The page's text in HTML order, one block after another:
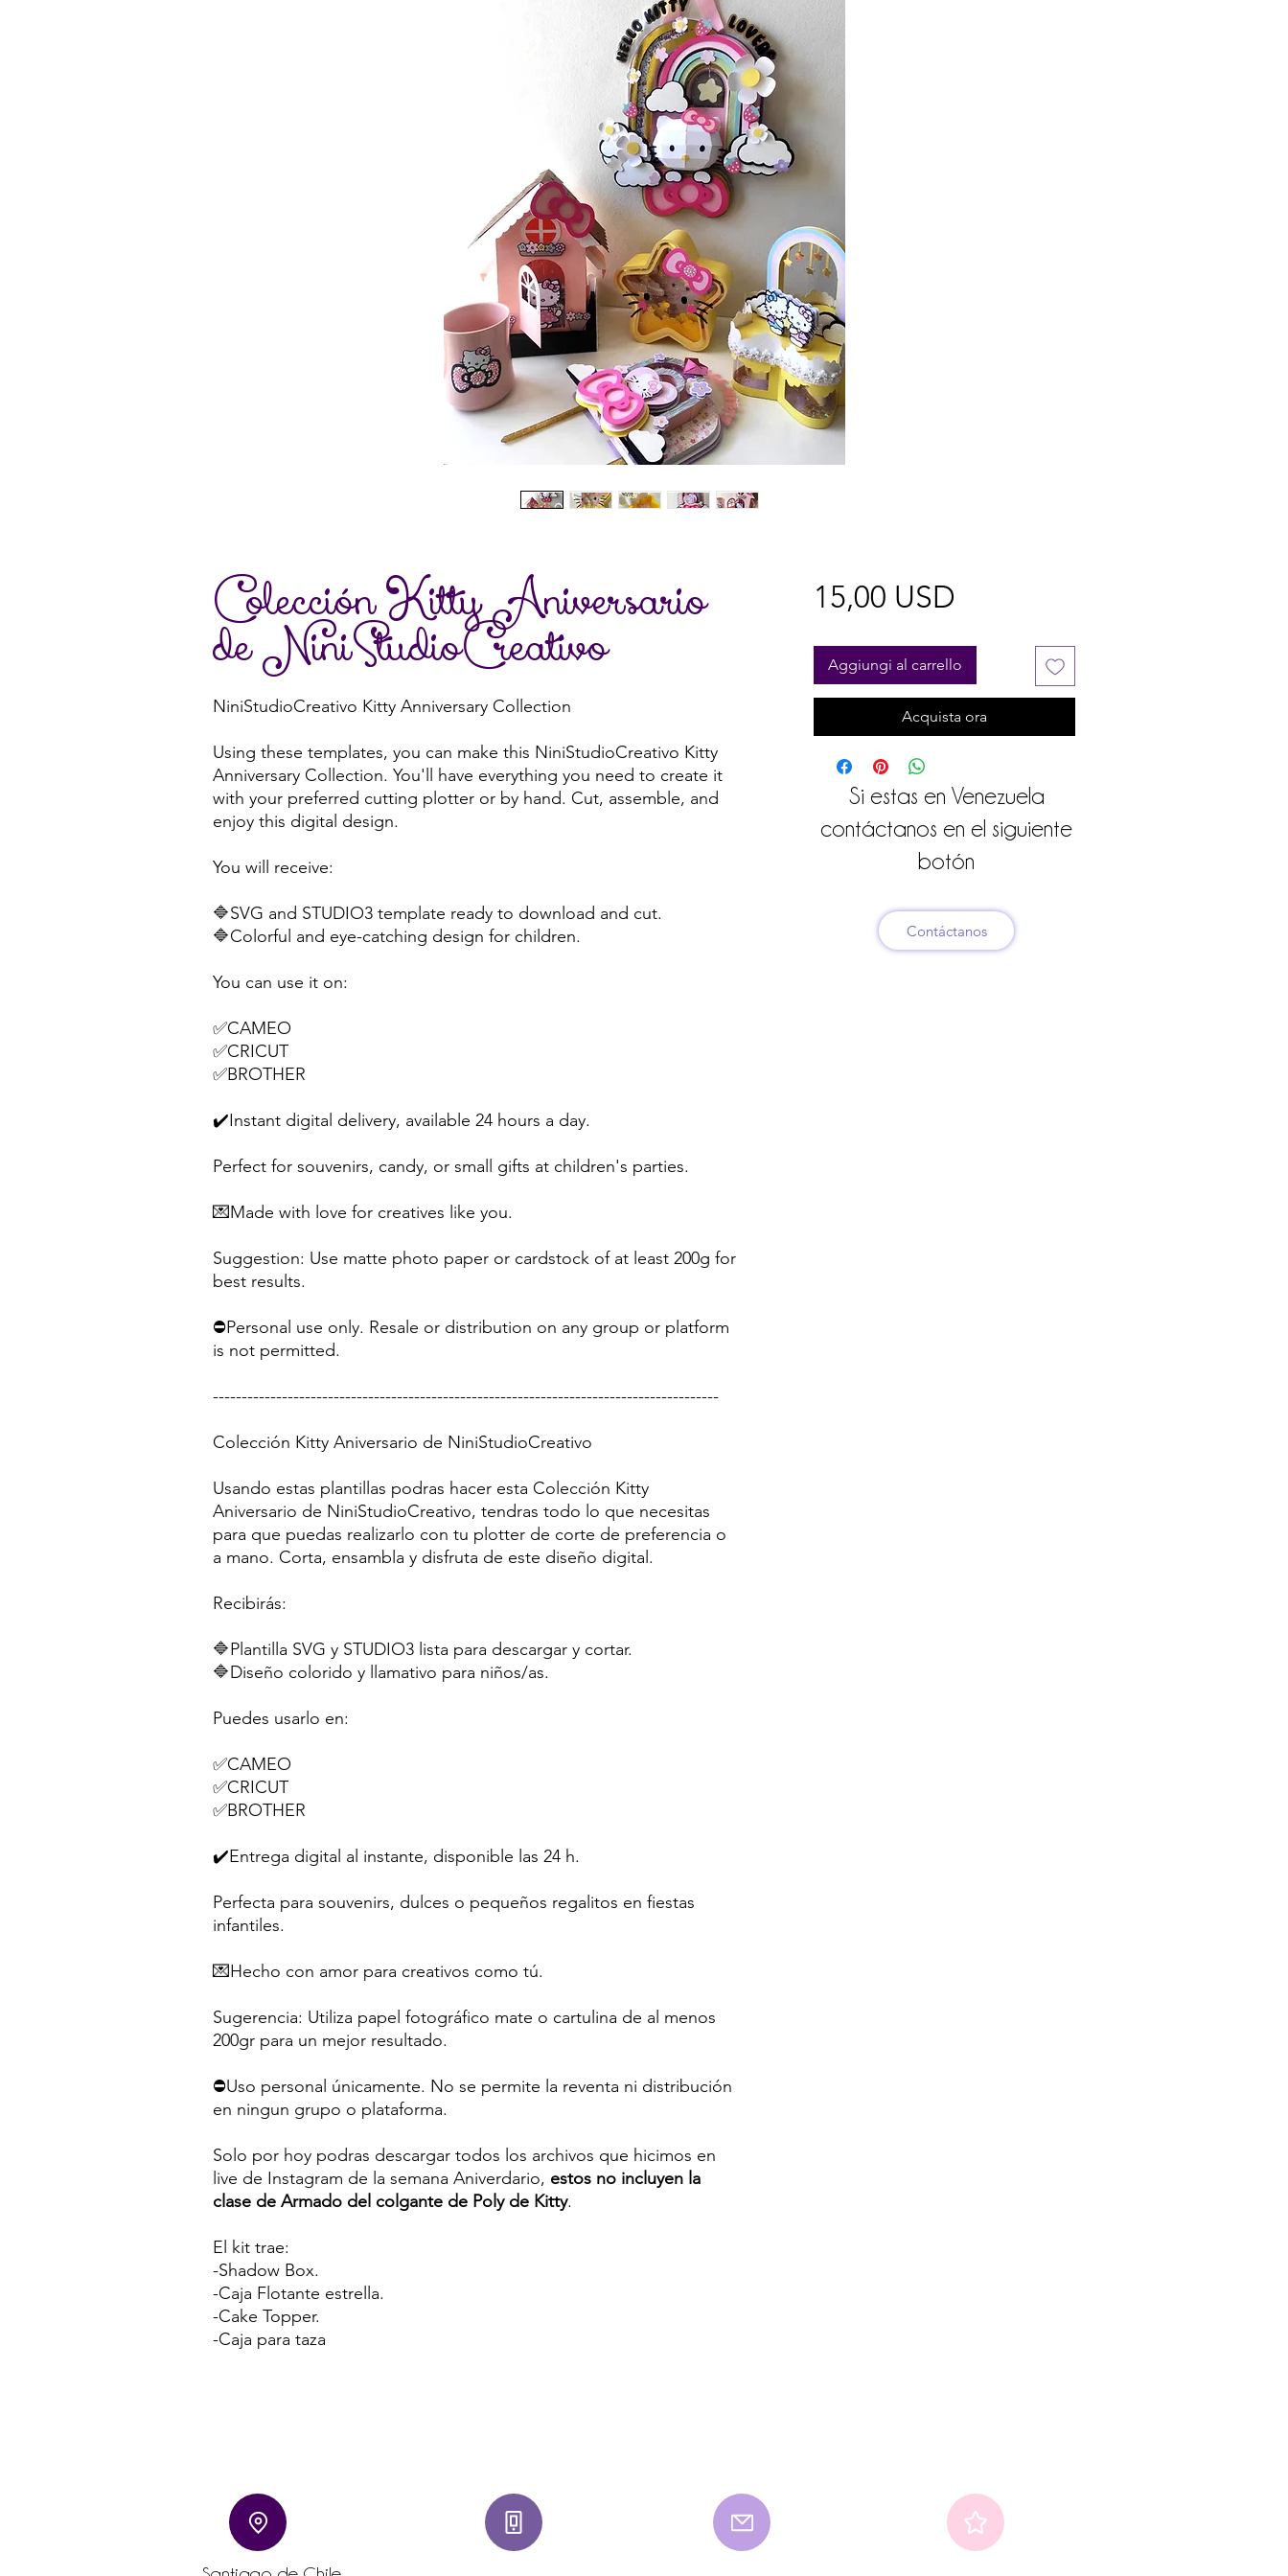
Colección Kitty Aniversario
de NiniStudioCreativo
NiniStudioCreativo Kitty Anniversary Collection
Using these templates, you can make this NiniStudioCreativo Kitty
Anniversary Collection. You'll have everything you need to create it
with your preferred cutting plotter or by hand. Cut, assemble, and
enjoy this digital design.
You will receive:
🔷SVG and STUDIO3 template ready to download and cut.
🔷Colorful and eye-catching design for children.
You can use it on:
✅CAMEO
✅CRICUT
✅BROTHER
✔️Instant digital delivery, available 24 hours a day.
Perfect for souvenirs, candy, or small gifts at children's parties.
💌Made with love for creatives like you.
Suggestion: Use matte photo paper or cardstock of at least 200g for
best results.
⛔Personal use only. Resale or distribution on any group or platform
is not permitted.
----------------------------------------------------------------------------------------
Colección Kitty Aniversario de NiniStudioCreativo
Usando estas plantillas podras hacer esta Colección Kitty
Aniversario de NiniStudioCreativo, tendras todo lo que necesitas
para que puedas realizarlo con tu plotter de corte de preferencia o
a mano. Corta, ensambla y disfruta de este diseño digital.
Recibirás:
🔷Plantilla SVG y STUDIO3 lista para descargar y cortar.
🔷Diseño colorido y llamativo para niños/as.
Puedes usarlo en:
✅CAMEO
✅CRICUT
✅BROTHER
✔️Entrega digital al instante, disponible las 24 h.
Perfecta para souvenirs, dulces o pequeños regalitos en fiestas
infantiles.
💌Hecho con amor para creativos como tú.
Sugerencia: Utiliza papel fotográfico mate o cartulina de al menos
200gr para un mejor resultado.
⛔Uso personal únicamente. No se permite la reventa ni distribución
en ningun grupo o plataforma.
Solo por hoy podras descargar todos los archivos que hicimos en
live de Instagram de la semana Aniverdario, estos no incluyen la
clase de Armado del colgante de Poly de Kitty.
El kit trae:
-Shadow Box.
-Caja Flotante estrella.
-Cake Topper.
-Caja para taza
15,00 USD
Aggiungi al carrello
Acquista ora
Si estas en Venezuela
contáctanos en el siguiente
botón
Contáctanos